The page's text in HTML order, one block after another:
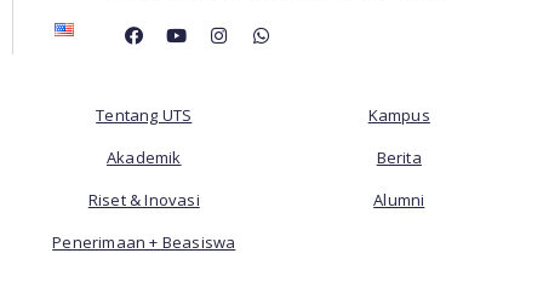
Tentang UTS
Akademik
Riset & Inovasi
Penerimaan + Beasiswa
Kampus
Berita
Alumni